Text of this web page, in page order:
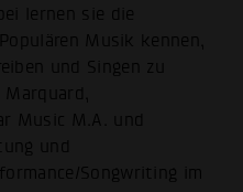
lernen sie die
Musik kennen,
und Singen zu
Music M.A. und
und
Songwriting im